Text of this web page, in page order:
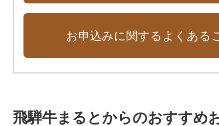
お申込みに関するよくある
飛騨牛まるとからのおすすめ